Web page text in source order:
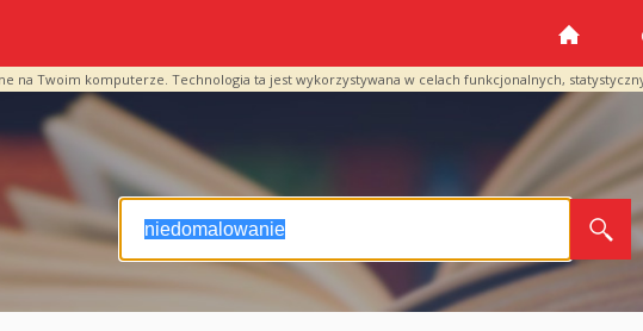
na Twoim komputerze. Technologia ta jest wykorzystywana w celach funkcjonalnych,